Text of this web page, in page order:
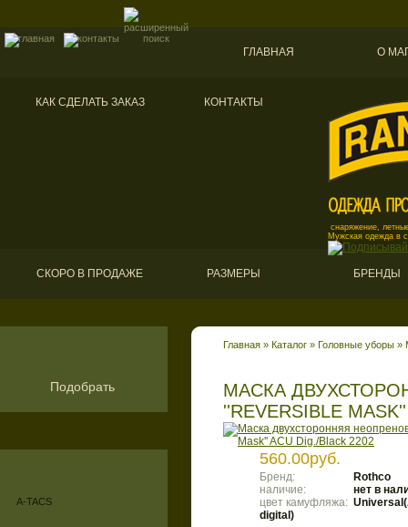
ГЛАВНАЯ О
КАК СДЕЛАТЬ ЗАКАЗ КОНТАКТЫ
снаряжение,
Мужская одежда в
СКОРО В ПРОДАЖЕ РАЗМЕРЫ БРЕНДЫ
Подобрать
A-TACS
Главная » Каталог » Головные уборы »
МАСКА
''REVERSIBLE
560.00руб.
Бренд:
Rothco
наличие:
нет в
цвет камуфляжа:
digital)